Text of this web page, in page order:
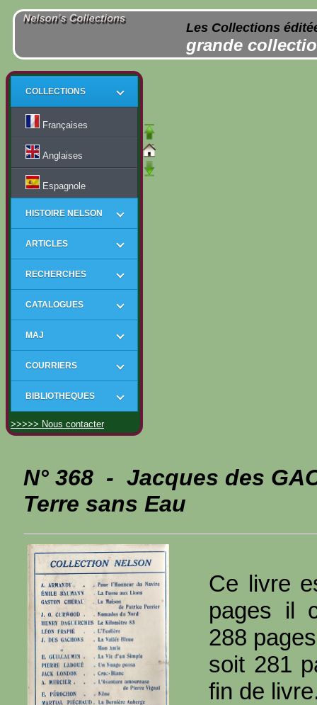
Les Collections
grande
COLLECTIONS
Françaises
Anglaises
Espagnole
HISTOIRE NELSON
ARTICLES
RECHERCHES
CATALOGUES
MAJ
COURRIERS
BIBLIOTHEQUES
>>>>> Nous contacter
N° 368 - Jacques des
Terre sans Eau
Ce livre
pages il
288 pages
soit 281
fin de